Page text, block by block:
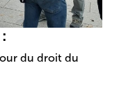
du droit du